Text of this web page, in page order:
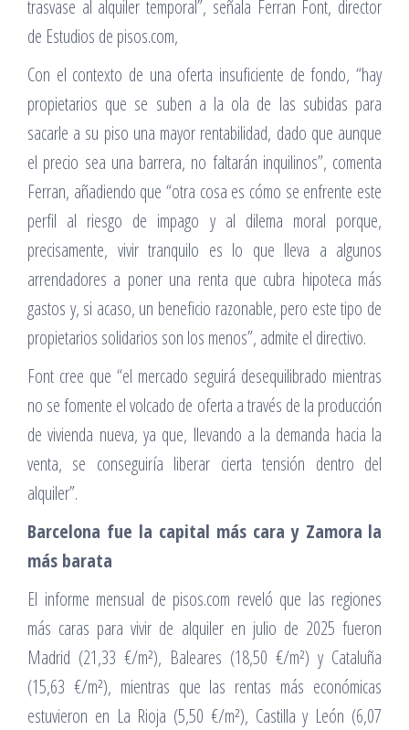
trasvase al alquiler temporal”, señala Ferran Font, director
de Estudios de pisos.com,
Con el contexto de una oferta insuficiente de fondo, “hay
propietarios que se suben a la ola de las subidas para
sacarle a su piso una mayor rentabilidad, dado que aunque
el precio sea una barrera, no faltarán inquilinos”, comenta
Ferran, añadiendo que “otra cosa es cómo se enfrente este
perfil al riesgo de impago y al dilema moral porque,
precisamente, vivir tranquilo es lo que lleva a algunos
arrendadores a poner una renta que cubra hipoteca más
gastos y, si acaso, un beneficio razonable, pero este tipo de
propietarios solidarios son los menos”, admite el directivo.
Font cree que “el mercado seguirá desequilibrado mientras
no se fomente el volcado de oferta a través de la producción
de vivienda nueva, ya que, llevando a la demanda hacia la
venta, se conseguiría liberar cierta tensión dentro del
alquiler”.
Barcelona fue la capital más cara y Zamora la
más barata
El informe mensual de pisos.com reveló que las regiones
más caras para vivir de alquiler en julio de 2025 fueron
Madrid (21,33 €/m²), Baleares (18,50 €/m²) y Cataluña
(15,63 €/m²), mientras que las rentas más económicas
estuvieron en La Rioja (5,50 €/m²), Castilla y León (6,07